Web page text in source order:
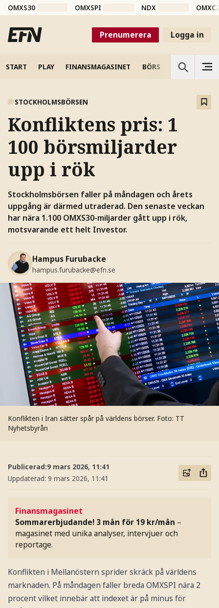
OMXS30 OMXSPI NDX
Prenumerera Logga in
START PLAY FINANSMAGASINET BÖRS VETENSKAP
STOCKHOLMSBÖRSEN
Konfliktens pris: 1
100 börsmiljarder
upp i rök
Stockholmsbörsen faller på måndagen och årets
uppgång är därmed utraderad. Den senaste veckan
har nära 1.100 OMXS30-miljarder gått upp i rök,
motsvarande ett helt Investor.
Hampus Furubacke
hampus.furubacke@efn.se
Konflikten i Iran sätter spår på världens börser. Foto: TT
Nyhetsbyrån
Publicerad:9 mars 2026, 11:41
Uppdaterad: 9 mars 2026, 11:41
Finansmagasinet
Sommarerbjudande! 3 mån för 19 kr/mån –
magasinet med unika analyser, intervjuer och
reportage.
Konflikten i Mellanöstern sprider skräck på världens
marknaden. På måndagen faller breda OMXSPI nära 2
procent vilket innebär att indexet är på minus för